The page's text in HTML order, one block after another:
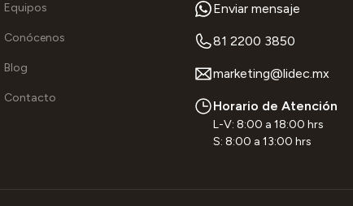
Equipos
Conócenos
Blog
Contacto
Enviar mensaje
81 2200 3850
marketing@lidec.mx
Horario de Atención
L-V: 8:00 a 18:00 hrs
S: 8:00 a 13:00 hrs